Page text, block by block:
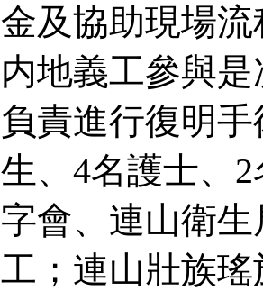
金及協助現場
内地義工參與
負責進行復明
生、4名護士、 2
字會、連山衛
工；連山壯族